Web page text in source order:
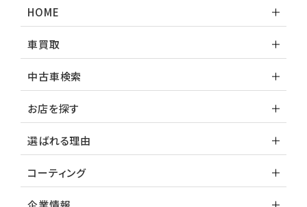
HOME
車買取
中古車検索
お店を探す
選ばれる理由
コーティング